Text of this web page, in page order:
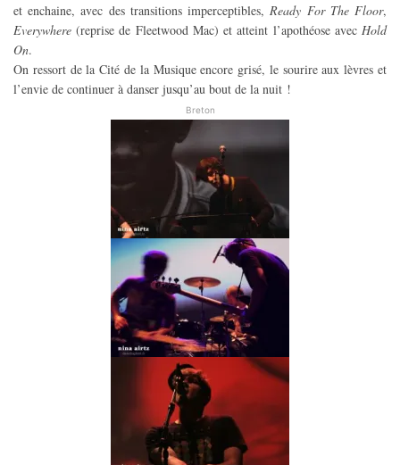
et enchaine, avec des transitions imperceptibles, Ready For The Floor,
Everywhere (reprise de Fleetwood Mac) et atteint l’apothéose avec Hold
On.
On ressort de la Cité de la Musique encore grisé, le sourire aux lèvres et
l’envie de continuer à danser jusqu’au bout de la nuit !
Breton